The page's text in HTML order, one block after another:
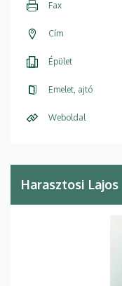
Fax
Cím
Épület
Emelet, ajtó
Weboldal
Harasztosi Lajos